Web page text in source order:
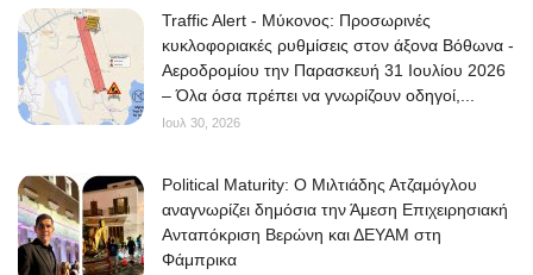
Traffic Alert - Μύκονος: Προσωρινές
κυκλοφοριακές ρυθμίσεις στον άξονα Βόθωνα -
Αεροδρομίου την Παρασκευή 31 Ιουλίου 2026
– Όλα όσα πρέπει να γνωρίζουν οδηγοί,...
Ιουλ 30, 2026
Political Maturity: Ο Μιλτιάδης Ατζαμόγλου
αναγνωρίζει δημόσια την Άμεση Επιχειρησιακή
Ανταπόκριση Βερώνη και ΔΕΥΑΜ στη
Φάμπρικα